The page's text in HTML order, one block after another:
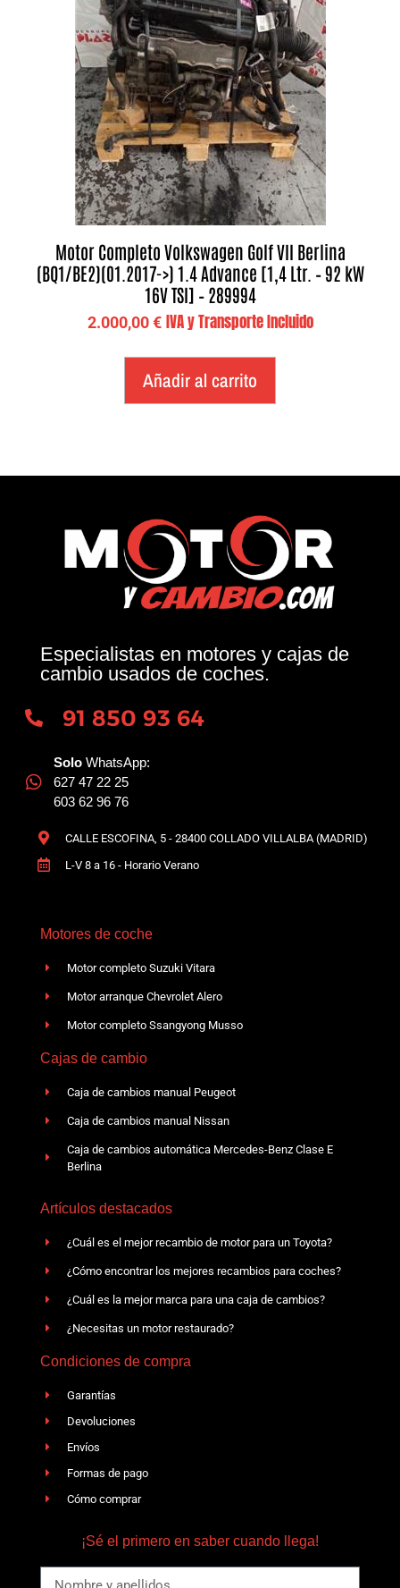
Motor Completo Volkswagen Golf VII Berlina
(BQ1/BE2)(01.2017->) 1.4 Advance [1,4 Ltr. – 92 kW
16V TSI] – 289994
2.000,00€ IVA y Transporte Incluido
Añadir al carrito
Especialistas en motores y cajas de
cambio usados de coches.
91 850 93 64
Solo WhatsApp:
627 47 22 25
603 62 96 76
CALLE ESCOFINA, 5 - 28400 COLLADO VILLALBA (MADRID)
L-V 8 a 16 - Horario Verano
Motores de coche
Motor completo Suzuki Vitara
Motor arranque Chevrolet Alero
Motor completo Ssangyong Musso
Cajas de cambio
Caja de cambios manual Peugeot
Caja de cambios manual Nissan
Caja de cambios automática Mercedes-Benz Clase E
Berlina
Artículos destacados
¿Cuál es el mejor recambio de motor para un Toyota?
¿Cómo encontrar los mejores recambios para coches?
¿Cuál es la mejor marca para una caja de cambios?
¿Necesitas un motor restaurado?
Condiciones de compra
Garantías
Devoluciones
Envíos
Formas de pago
Cómo comprar
¡Sé el primero en saber cuando llega!